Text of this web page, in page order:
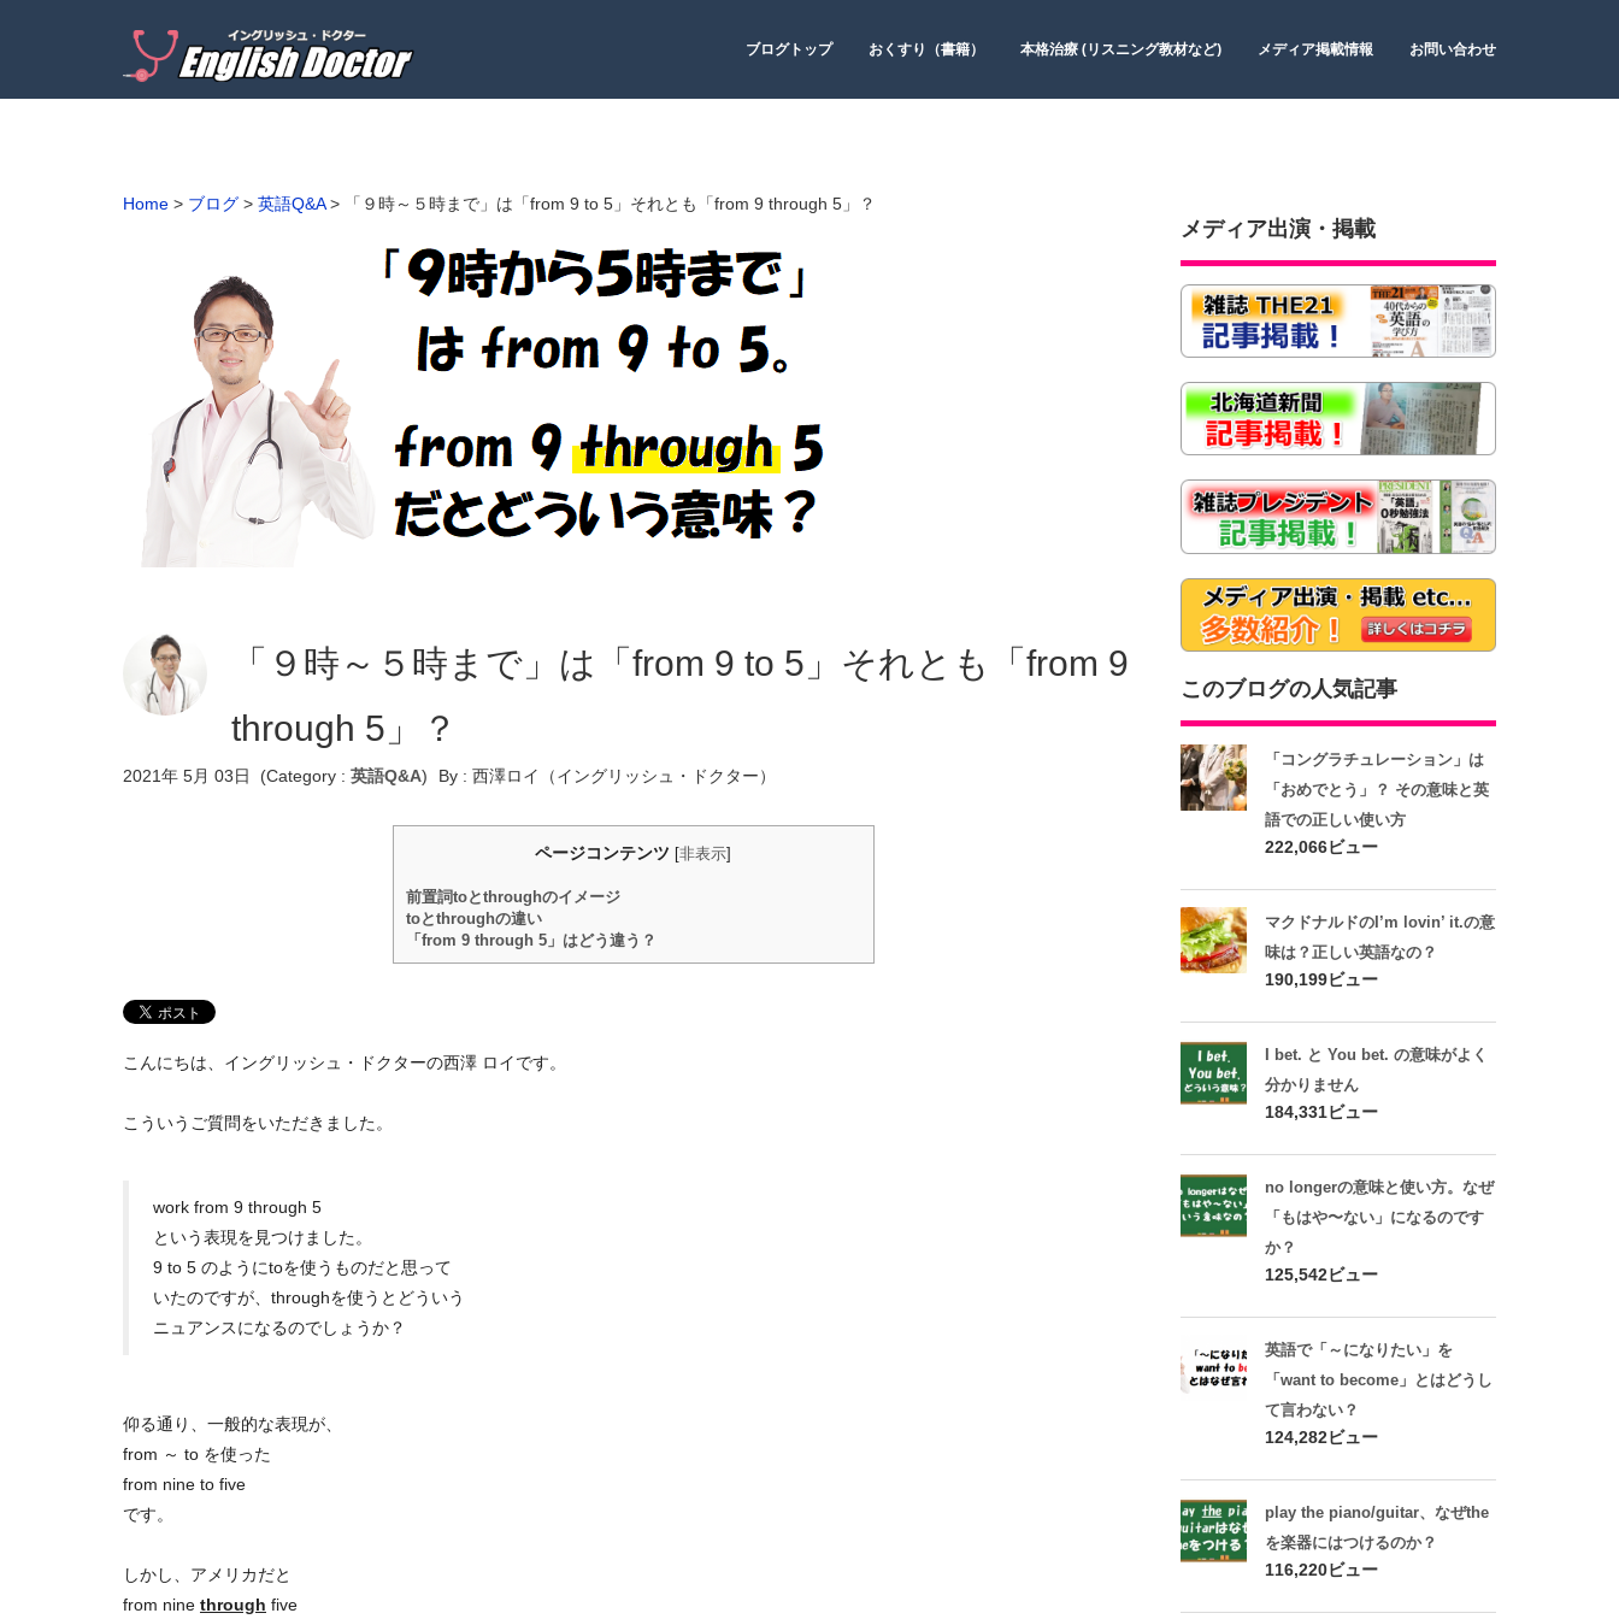
ブログトップ おくすり（書籍） 本格治療 (リスニング教材など) メディア掲載情報 お問い合わせ
Home > ブログ > 英語Q&A> 「９時～５時まで」は「from 9 to 5」それとも「from 9 through 5」？
「９時～５時まで」は「from 9 to 5」それとも「from 9
through 5」？
2021年 5月 03日 (Category :英語Q&A) By : 西澤ロイ（イングリッシュ・ドクター）
ページコンテンツ [非表示
前置詞toとthroughのイメージ
toとthroughの違い
「from 9 through 5」はどう違う？
こんにちは、イングリッシュ・ドクターの西澤 ロイです。
こういうご質問をいただきました。
work from 9 through 5
という表現を見つけました。
9 to 5 のようにtoを使うものだと思って
いたのですが、throughを使うとどういう
ニュアンスになるのでしょうか？
仰る通り、一般的な表現が、
from ～ to を使った
from nine to five
です。
しかし、アメリカだと
from nine through five
メディア出演・掲載
このブログの人気記事
「コングラチュレーション」は
「おめでとう」？ その意味と英
語での正しい使い方
222,066ビュー
マクドナルドのI’m lovin’ it.の意
味は？正しい英語なの？
190,199ビュー
I bet. と You bet. の意味がよく
分かりません
184,331ビュー
no longerの意味と使い方。なぜ
「もはや〜ない」になるのです
か？
125,542ビュー
英語で「～になりたい」を
「want to become」とはどうし
て言わない？
124,282ビュー
play the piano/guitar、なぜthe
を楽器にはつけるのか？
116,220ビュー